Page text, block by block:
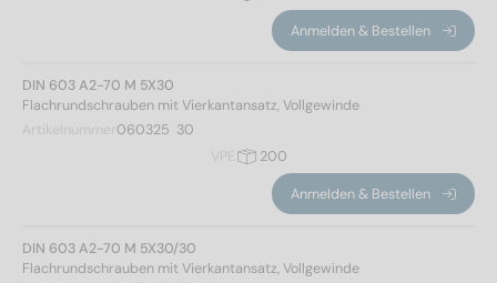
Anmelden & Bestellen
DIN 603 A2-70 M 5X30
Flachrundschrauben mit Vierkantansatz, Vollgewinde
Artikelnummer060325  30
VPE
200
Anmelden & Bestellen
DIN 603 A2-70 M 5X30/30
Flachrundschrauben mit Vierkantansatz, Vollgewinde